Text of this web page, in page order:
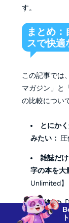
す。
まとめ
スで快適
この記事では
マガジン」と
の比較につい
とにか
みたい： 圧
雑誌だ
字の本を大
Unlimited】
雑誌の
して情報収